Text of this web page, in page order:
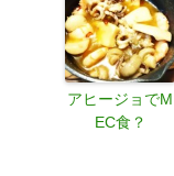
アヒージョでM
EC食？